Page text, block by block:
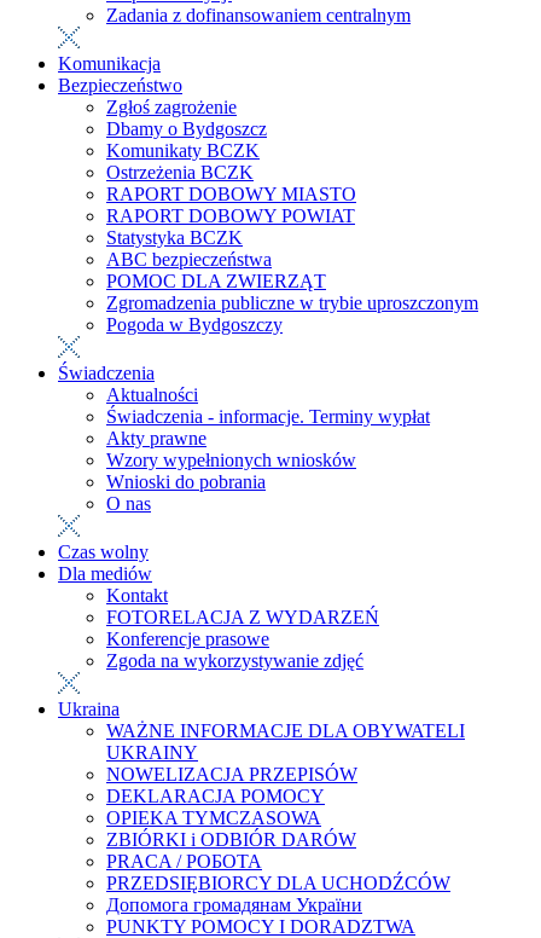
Zadania z dofinansowaniem centralnym
Komunikacja
Bezpieczeństwo
Zgłoś zagrożenie
Dbamy o Bydgoszcz
Komunikaty BCZK
Ostrzeżenia BCZK
RAPORT DOBOWY MIASTO
RAPORT DOBOWY POWIAT
Statystyka BCZK
ABC bezpieczeństwa
POMOC DLA ZWIERZĄT
Zgromadzenia publiczne w trybie uproszczonym
Pogoda w Bydgoszczy
Świadczenia
Aktualności
Świadczenia - informacje. Terminy wypłat
Akty prawne
Wzory wypełnionych wniosków
Wnioski do pobrania
O nas
Czas wolny
Dla mediów
Kontakt
FOTORELACJA Z WYDARZEŃ
Konferencje prasowe
Zgoda na wykorzystywanie zdjęć
Ukraina
WAŻNE INFORMACJE DLA OBYWATELI
UKRAINY
NOWELIZACJA PRZEPISÓW
DEKLARACJA POMOCY
OPIEKA TYMCZASOWA
ZBIÓRKI i ODBIÓR DARÓW
PRACA / РОБОТА
PRZEDSIĘBIORCY DLA UCHODŹCÓW
Допомога громадянам України
PUNKTY POMOCY I DORADZTWA